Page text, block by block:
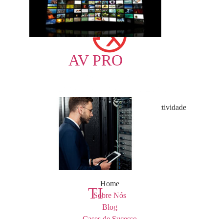
AV PRO
TI
Empresa brasileira de Soluções em Conectividade
para Dados, Áudio e Vídeo
INSTITUCIONAL
Home
Sobre Nós
Blog